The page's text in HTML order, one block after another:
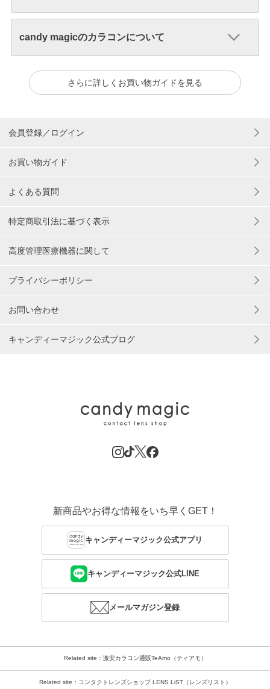
candy magicのカラコンについて
さらに詳しくお買い物ガイドを見る
会員登録／ログイン
お買い物ガイド
よくある質問
特定商取引法に基づく表示
高度管理医療機器に関して
プライバシーポリシー
お問い合わせ
キャンディーマジック公式ブログ
新商品やお得な情報をいち早くGET！
キャンディーマジック公式アプリ
キャンディーマジック公式LINE
メールマガジン登録
Related site：激安カラコン通販TeAmo（ティアモ）
Related site：コンタクトレンズショップ LENS LiST（レンズリスト）